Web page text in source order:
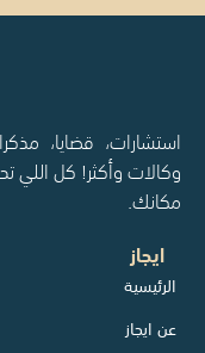
استشارات، قضايا،
وكالات وأكثر! كل اللي
مكانك.
ايجاز
الرئيسية
عن ايجاز